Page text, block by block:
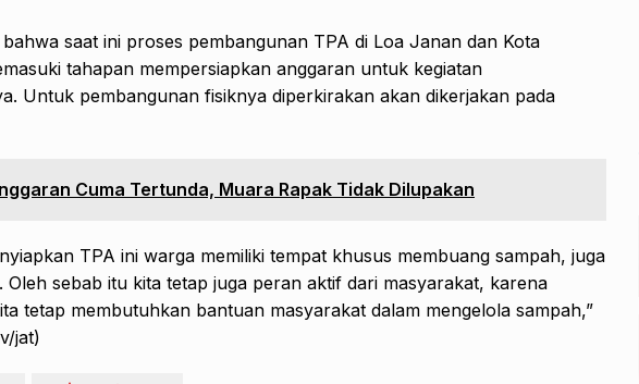
saat ini proses pembangunan TPA di Loa Janan dan Kota
tahapan mempersiapkan anggaran untuk kegiatan
Untuk pembangunan fisiknya diperkirakan akan dikerjakan pada
Cuma Tertunda, Muara Rapak Tidak Dilupakan
TPA ini warga memiliki tempat khusus membuang sampah, juga
Oleh sebab itu kita tetap juga peran aktif dari masyarakat, karena
tetap membutuhkan bantuan masyarakat dalam mengelola sampah,”
jat)